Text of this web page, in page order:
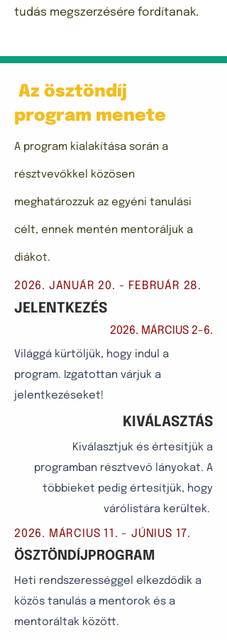
tudás megszerzésére fordítanak.
Az ösztöndíj
program menete
A program kialakítása során a
résztvevőkkel közösen
meghatározzuk az egyéni tanulási
célt, ennek mentén mentoráljuk a
diákot.
2026. JANUÁR 20. - FEBRUÁR 28.
JELENTKEZÉS
2026. MÁRCIUS 2-6.
Világgá kürtöljük, hogy indul a
program. Izgatottan várjuk a
jelentkezéseket!
KIVÁLASZTÁS
Kiválasztjuk és értesítjük a
programban résztvevő lányokat. A
többieket pedig értesítjük, hogy
várólistára kerültek.
2026. MÁRCIUS 11. - JÚNIUS 17.
ÖSZTÖNDÍJPROGRAM
Heti rendszerességgel elkezdődik a
közös tanulás a mentorok és a
mentoráltak között.